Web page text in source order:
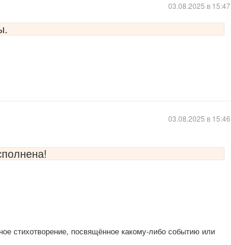
03.08.2025 в 15:47
стихотворение, посвящённое какому-либо событию или
03.08.2025 в 15:46